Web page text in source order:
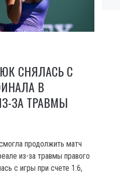
СНЯЛАСЬ С
В
ЗА ТРАВМЫ
продолжить матч
из-за травмы правого
с игры при счете 1:6,